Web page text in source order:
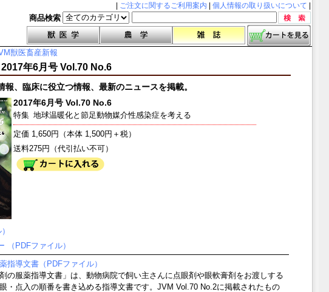
ご注文に関するご利用案内 個人情報の取り扱いについて
商品検索
獣医畜産新報
年6月号 Vol.70 No.6
報、臨床に役立つ情報、最新のニュースを掲載。
2017年6月号 Vol.70 No.6
特集 地球温暖化と節足動物媒介性感染症を考える
定価 1,650円（本体 1,500円＋税）
送料275円（代引払い不可）
（PDFファイル）
指導文書（PDFファイル）
の服薬指導文書」は、動物病院で飼い主さんに点眼剤や眼軟膏剤をお渡しする
・点入の順番を書き込める指導文書です。JVM Vol.70 No.2に掲載されたもの